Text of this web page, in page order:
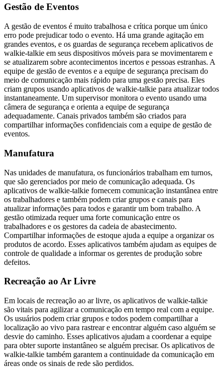
Gestão de Eventos
A gestão de eventos é muito trabalhosa e crítica porque um único
erro pode prejudicar todo o evento. Há uma grande agitação em
grandes eventos, e os guardas de segurança recebem aplicativos de
walkie-talkie em seus dispositivos móveis para se movimentarem e
se atualizarem sobre acontecimentos incertos e pessoas estranhas. A
equipe de gestão de eventos e a equipe de segurança precisam do
meio de comunicação mais rápido para uma gestão precisa. Eles
criam grupos usando aplicativos de walkie-talkie para atualizar todos
instantaneamente. Um supervisor monitora o evento usando uma
câmera de segurança e orienta a equipe de segurança
adequadamente. Canais privados também são criados para
compartilhar informações confidenciais com a equipe de gestão de
eventos.
Manufatura
Nas unidades de manufatura, os funcionários trabalham em turnos,
que são gerenciados por meio de comunicação adequada. Os
aplicativos de walkie-talkie fornecem comunicação instantânea entre
os trabalhadores e também podem criar grupos e canais para
atualizar informações para todos e garantir um bom trabalho. A
gestão otimizada requer uma forte comunicação entre os
trabalhadores e os gestores da cadeia de abastecimento.
Compartilhar informações de estoque ajuda a equipe a organizar os
produtos de acordo. Esses aplicativos também ajudam as equipes de
controle de qualidade a informar os gerentes de produção sobre
defeitos.
Recreação ao Ar Livre
Em locais de recreação ao ar livre, os aplicativos de walkie-talkie
são vitais para agilizar a comunicação em tempo real com a equipe.
Os usuários podem criar grupos e todos podem compartilhar a
localização ao vivo para rastrear e encontrar alguém caso alguém se
desvie do caminho. Esses aplicativos ajudam a coordenar a equipe
para obter suporte instantâneo se alguém precisar. Os aplicativos de
walkie-talkie também garantem a continuidade da comunicação em
áreas onde os sinais de rede são perdidos.